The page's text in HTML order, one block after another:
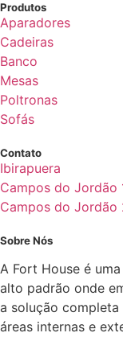
Produtos
Aparadores
Cadeiras
Banco
Mesas
Poltronas
Sofás
Contato
Ibirapuera
Campos do Jordão
Campos do Jordão
Sobre Nós
A Fort House é
alto padrão onde
a solução completa
áreas internas e